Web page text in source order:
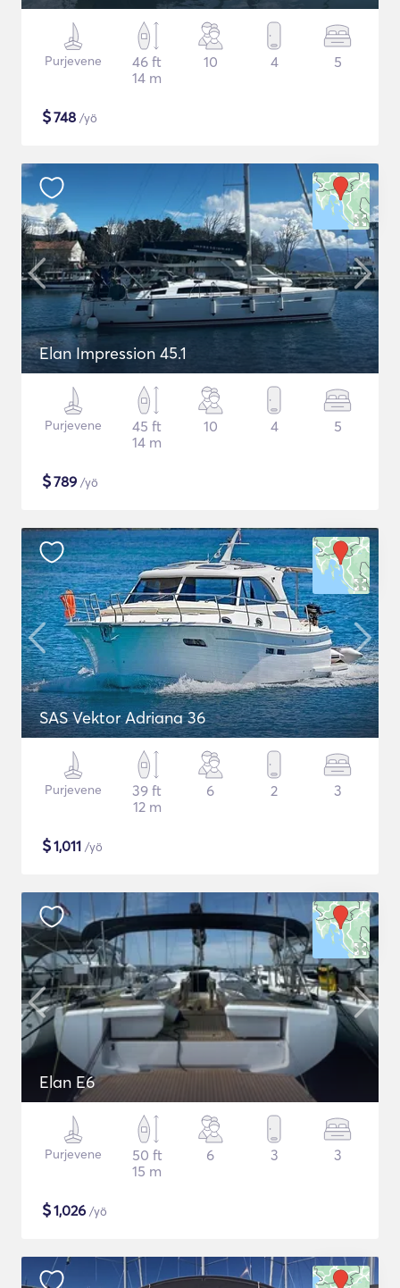
Purjevene
46 ft
14 m
10 4 5
$748 /yö
Elan Impression 45.1
Purjevene
45 ft
14 m
10 4 5
$789 /yö
SAS Vektor Adriana 36
Purjevene
39 ft
12 m
6 2 3
$1,011 /yö
Elan E6
Purjevene
50 ft
15 m
6 3 3
$1,026 /yö